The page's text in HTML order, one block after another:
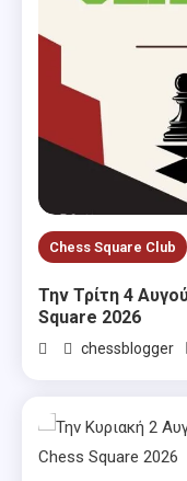
Chess Square Club
Την Τρίτη 4
Square 2026
chessblogger